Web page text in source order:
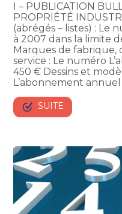
I – PUBLICATION
PROPRIÉTÉ
(abrégés – listes) : Le
à 2007 dans la limite
Marques de fabrique,
service : Le numéro
450 € Dessins et
L’abonnement
SUITE